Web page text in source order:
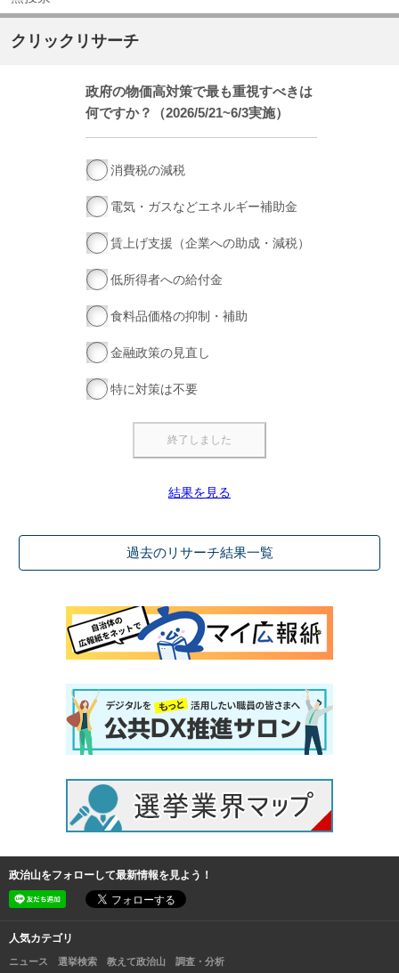
クリックリサーチ
政府の物価高対策で最も重視すべきは
何ですか？（2026/5/21~6/3実施）
消費税の減税
電気・ガスなどエネルギー補助金
賃上げ支援（企業への助成・減税）
低所得者への給付金
食料品価格の抑制・補助
金融政策の見直し
特に対策は不要
結果を見る
過去のリサーチ結果一覧
政治山をフォローして最新情報を見よう！
人気カテゴリ
ニュース 選挙検索 教えて政治山 調査・分析